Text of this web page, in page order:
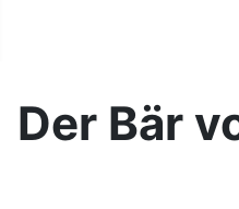
Der Bär